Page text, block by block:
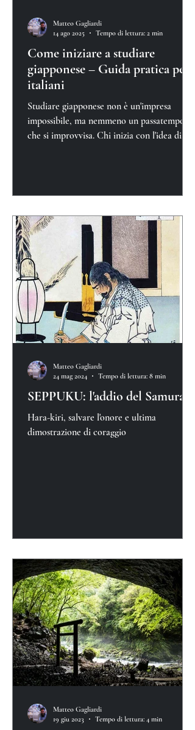
Come iniziare a studiare
giapponese – Guida pratica per
italiani
Studiare giapponese non è un'impresa
impossibile, ma nemmeno un passatempo
che si improvvisa. Chi inizia con l'idea di
Matteo Gagliardi
14 ago 2025
Tempo di lettura: 2 min
SEPPUKU: l'addio del Samurai
Hara-kiri, salvare l'onore e ultima
dimostrazione di coraggio
Matteo Gagliardi
24 mag 2024
Tempo di lettura: 8 min
Matteo Gagliardi
19 giu 2023
Tempo di lettura: 4 min